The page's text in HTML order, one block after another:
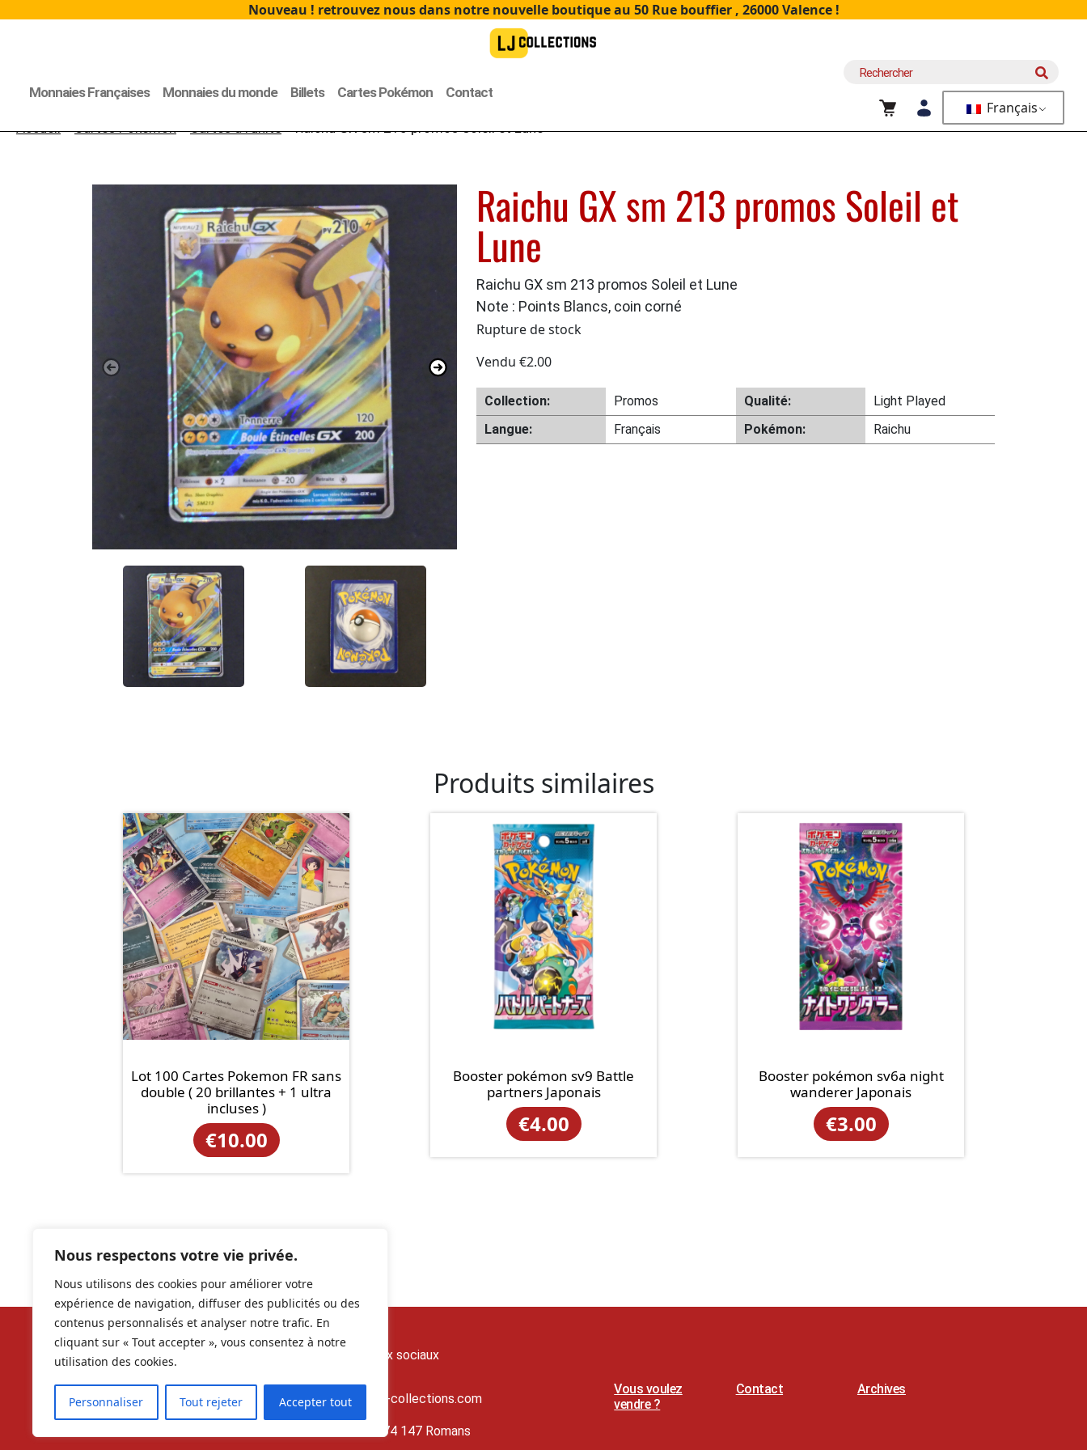
Nous respectons votre vie privée.
Nous utilisons des cookies pour améliorer votre
expérience de navigation, diffuser des publicités ou des
contenus personnalisés et analyser notre trafic. En
cliquant sur « Tout accepter », vous consentez à notre
utilisation des cookies.
Personnaliser Tout rejeter Accepter tout
Nouveau ! retrouvez nous dans notre nouvelle boutique au 50 Rue bouffier , 26000 Valence !
Monnaies Françaises Monnaies du monde Billets Cartes Pokémon Contact
Recherche
Français
Accueil>Cartes Pokémon>Cartes à l'unité> Raichu GX sm 213 promos Soleil et Lune
Raichu GX sm 213 promos Soleil et
Lune
Raichu GX sm 213 promos Soleil et Lune
Note : Points Blancs, coin corné
Rupture de stock
Vendu €2.00
Collection: Promos Qualité:
Light Played
Langue:
Français Pokémon: Raichu
Produits similaires
Lot 100 Cartes Pokemon FR sans
double ( 20 brillantes + 1 ultra
incluses )
€10.00
Booster pokémon sv9 Battle
partners Japonais
€4.00
Booster pokémon sv6a night
wanderer Japonais
€3.00
Nos réseaux sociaux
contact@lj-collections.com
RCS 979 374 147 Romans
Vous voulez
vendre ?
Contact Archives